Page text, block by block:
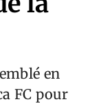
en
FC pour